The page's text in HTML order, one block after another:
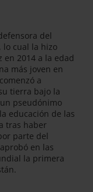
del
lo cual la hizo
en 2014 a la edad
más joven en
a
tierra bajo la
pseudónimo
educación de las
tras haber
parte del
en las
la primera